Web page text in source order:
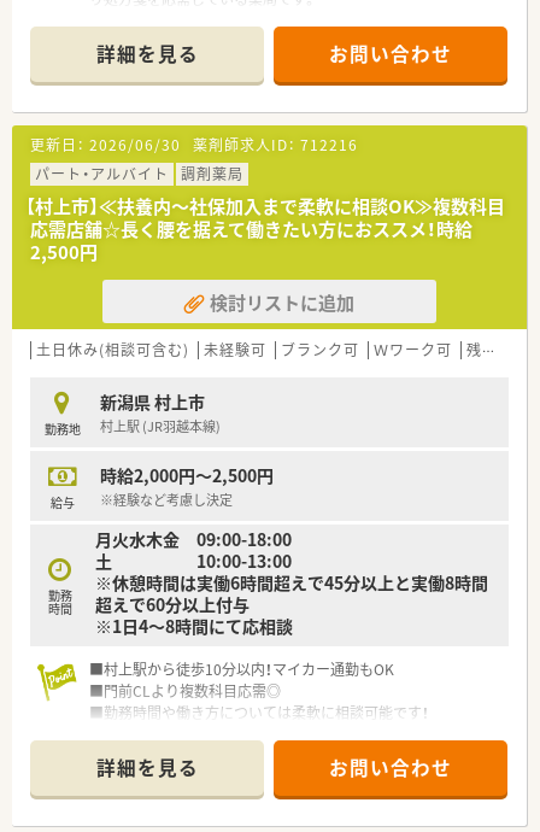
の処方箋枚数は30枚程度です。
■地元の患者様との対話を大切にする地域密着型の店舗で、信頼
関係に基づいた服薬指導を行えます。
【想定される業務内容】
■調剤や監査に加えて服薬指導のほか、OTC販売の相談にも応じ
るなど薬剤師として幅広い役割を担います。
■リウマチ科やリハビリテーション科などの専門性の高い処方
もあり、知識を深める機会が豊富にあります。
■患者様一人ひとりのライフスタイルに合わせたアドバイスを
行い、地域の健康を支えるやりがいがあります。
詳細を見る お問い合わせ
更新日： 2026/06/30 薬剤師求人ID： 712216
パート・アルバイト
調剤薬局
【村上市】≪扶養内～社保加入まで柔軟に相談OK≫複数科目
応需店舗☆長く腰を据えて働きたい方におススメ！時給
2,500円
検討リストに追加
土日休み(相談可含む) 未経験可 ブランク可 Ｗワーク可 残業なし(ほぼなし含む)
勤務地
新潟県 村上市
村上駅 (JR羽越本線)
給与
時給2,000円～2,500円
※経験など考慮し決定
勤務
時間
月火水木金 09:00-18:00
土 10:00-13:00
※休憩時間は実働6時間超えで45分以上と実働8時間
超えで60分以上付与
※1日4～8時間にて応相談
■村上駅から徒歩10分以内！マイカー通勤もOK
■門前CLより複数科目応需◎
■勤務時間や働き方については柔軟に相談可能です！
【店舗情報と応需状況について】
■村上駅から徒歩9分と通勤に便利で、近隣の総合病院から幅広
い科目の処方箋を1日30枚ほど応需しています。
■多岐にわたる症例を学べるだけでなく、居宅への在宅業務も行
詳細を見る お問い合わせ